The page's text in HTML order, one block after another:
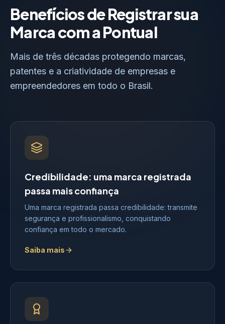
Benefícios de Registrar sua
Marca com a Pontual
Mais de três décadas protegendo marcas,
patentes e a criatividade de empresas e
empreendedores em todo o Brasil.
Credibilidade: uma marca registrada
passa mais confiança
Uma marca registrada passa credibilidade: transmite
segurança e profissionalismo, conquistando
confiança em todo o mercado.
Saiba mais